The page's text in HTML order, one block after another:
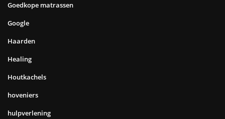
Goedkope matrassen
Google
Haarden
Healing
Houtkachels
hoveniers
hulpverlening